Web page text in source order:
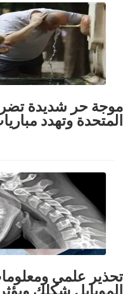
موجة حر شديدة
المتحدة وتهدد
تحذير علمي
الموبايل شكلك